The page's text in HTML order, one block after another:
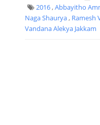
2016,Abbayitho
Naga Shaurya, Ramesh
Vandana Alekya Jakkam